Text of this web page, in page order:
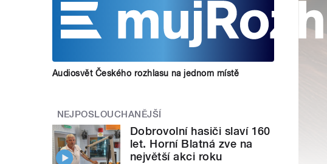
Audiosvět Českého rozhlasu na jednom místě
NEJPOSLOUCHANĚJŠÍ
Dobrovolní hasiči slaví 160
let. Horní Blatná zve na
největší akci roku